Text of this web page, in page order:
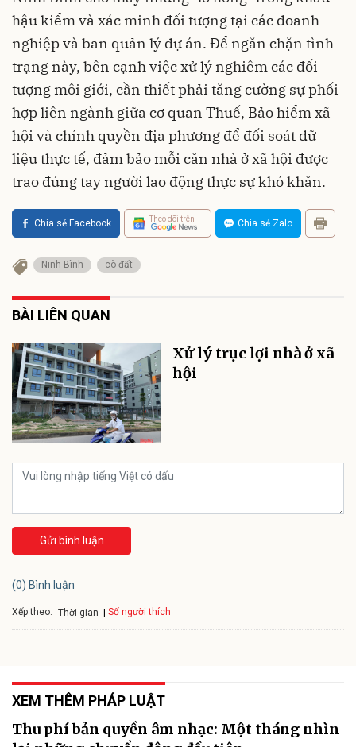
hậu kiểm và xác minh đối tượng tại các doanh
nghiệp và ban quản lý dự án. Để ngăn chặn tình
trạng này, bên cạnh việc xử lý nghiêm các đối
tượng môi giới, cần thiết phải tăng cường sự phối
hợp liên ngành giữa cơ quan Thuế, Bảo hiểm xã
hội và chính quyền địa phương để đối soát dữ
liệu thực tế, đảm bảo mỗi căn nhà ở xã hội được
trao đúng tay người lao động thực sự khó khăn.
Chia sẻ Facebook Theo dõi trên Chia sẻ Zalo
Ninh Bình cò đất
BÀI LIÊN QUAN
Xử lý trục lợi nhà ở xã
hội
Gửi bình luận
(0) Bình luận
Xếp theo: Thời gian Số người thích
XEM THÊM PHÁP LUẬT
Thu phí bản quyền âm nhạc: Một tháng nhìn